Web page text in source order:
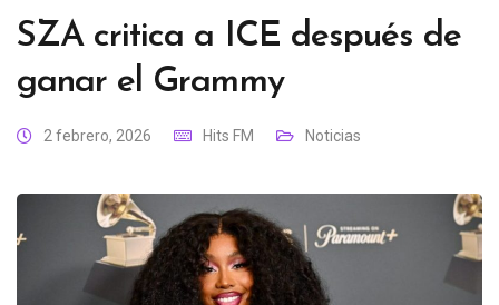
SZA critica a ICE después de
ganar el Grammy
2 febrero, 2026 Hits FM Noticias